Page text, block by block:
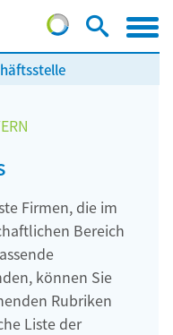
Firmen, die im
Bereich
können Sie
Rubriken
Liste der